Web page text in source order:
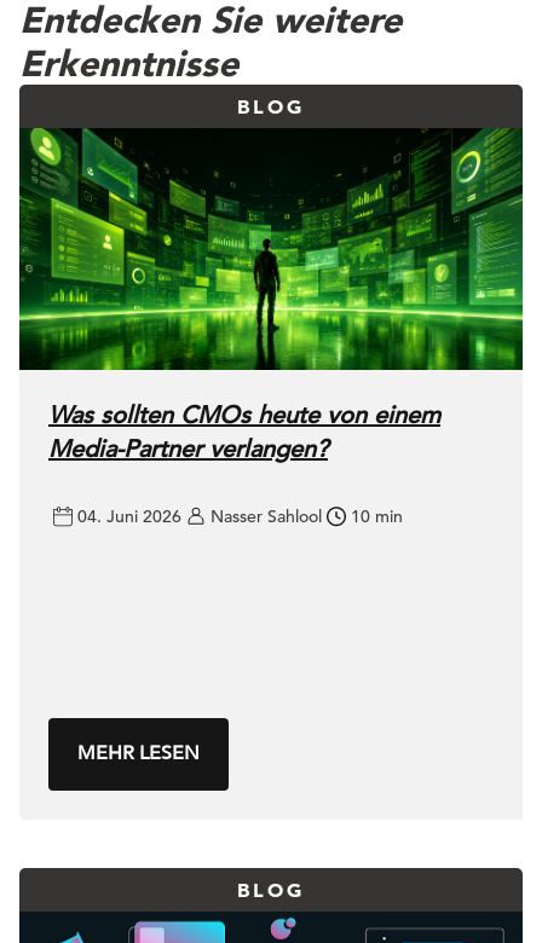
Entdecken Sie weitere
Erkenntnisse
BLOG
Was sollten CMOs heute von einem
Media-Partner verlangen?
04. Juni 2026 Nasser Sahlool 10 min
MEHR LESEN
BLOG